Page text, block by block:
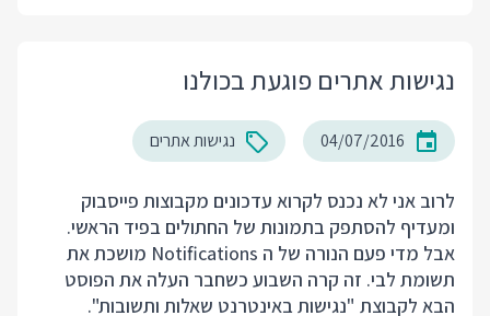
נגישות אתרים פוגעת בכולנו
04/07/2016 נגישות אתרים
לרוב אני לא נכנס לקרוא עדכונים מקבוצות פייסבוק
ומעדיף להסתפק בתמונות של החתולים בפיד הראשי.
אבל מדי פעם הנורה של ה Notifications מושכת את
תשומת לבי. זה קרה השבוע כשחבר העלה את הפוסט
הבא לקבוצת "נגישות באינטרנט שאלות ותשובות".